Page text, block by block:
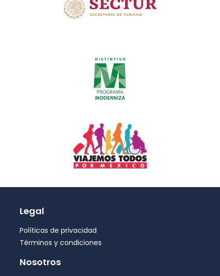
Legal
Políticas de privacidad
Términos y condiciones
Nosotros